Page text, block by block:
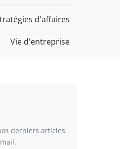
d'affaires
Vie d'entreprise
derniers articles